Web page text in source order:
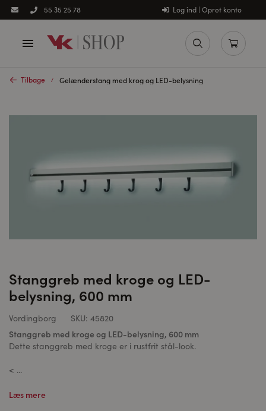
55 35 25 78 Log ind | Opret konto
Tilbage Gelænderstang med krog og LED-belysning
Stanggreb med kroge og LED-
belysning, 600 mm
Vordingborg SKU: 45820
Stanggreb med kroge og LED-belysning, 600 mm
Dette stanggreb med kroge er i rustfrit stål-look.
< ...
Læs mere